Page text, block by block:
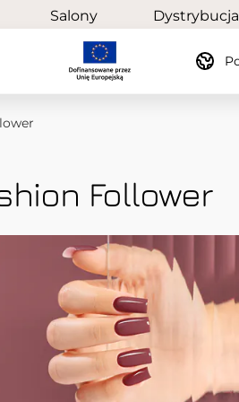
Salony
partnerskie
Dystrybucja
Follower